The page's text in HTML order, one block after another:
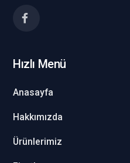
Hızlı Menü
Anasayfa
Hakkımızda
Ürünlerimiz